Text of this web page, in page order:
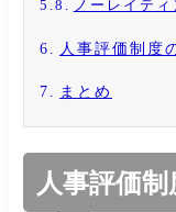
ノーレイティ
人事評価制度
まとめ
人事評価制